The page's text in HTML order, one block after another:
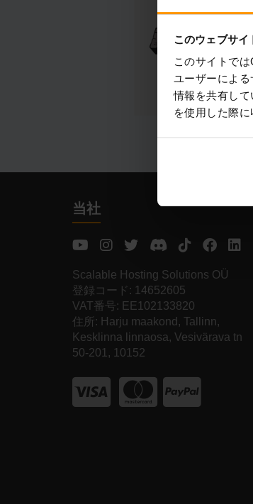
このウェブサ
このサイトで
ユーザーによ
情報を共有し
を使用した際
当社
Scalable Hosting Solutions OÜ
登録コード: 14652605
VAT番号: EE102133820
住所: Harju maakond, Tallinn,
Kesklinna linnaosa, Vesivärava tn
50-201, 10152